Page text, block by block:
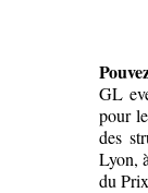
GL
pour
des
Lyon,
du